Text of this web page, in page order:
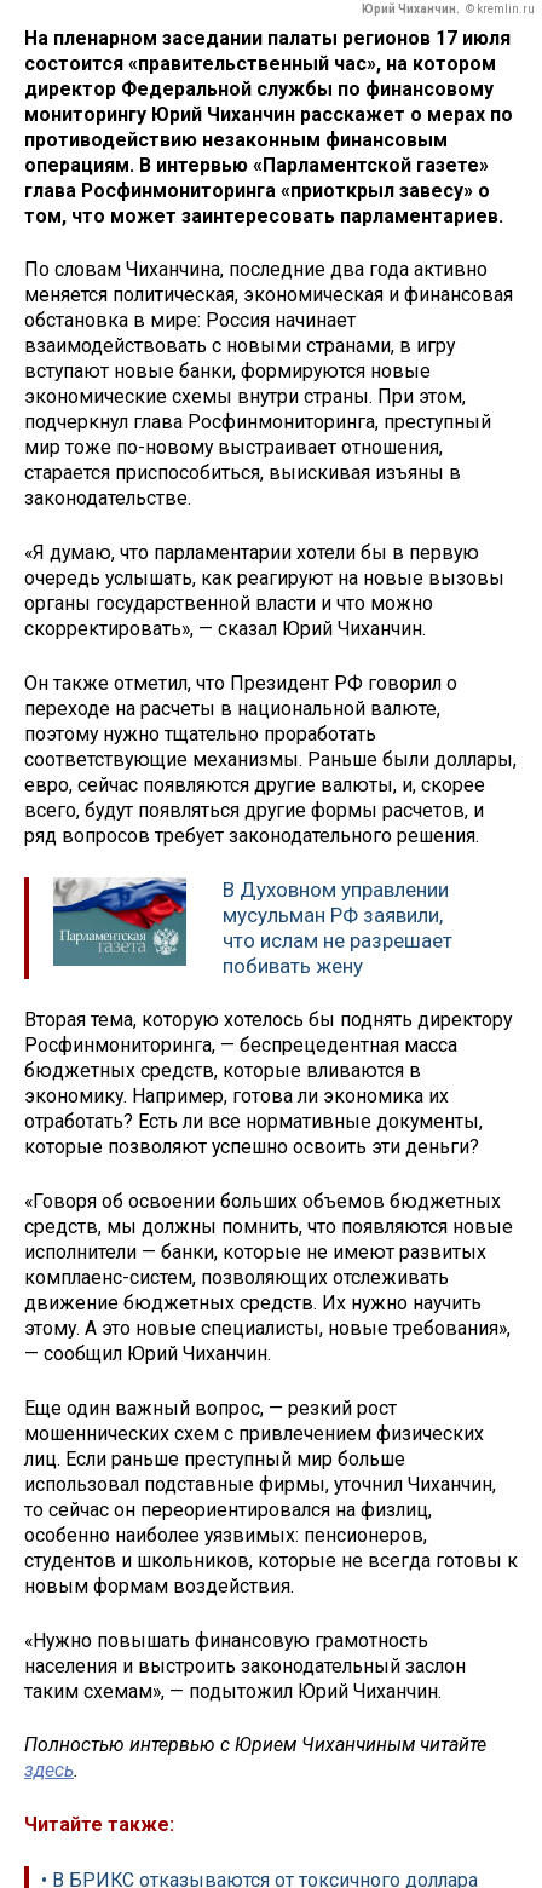
Юрий Чиханчин. © kremlin.ru
На пленарном заседании палаты регионов 17 июля
состоится «правительственный час», на котором
директор Федеральной службы по финансовому
мониторингу Юрий Чиханчин расскажет о мерах по
противодействию незаконным финансовым
операциям. В интервью «Парламентской газете»
глава Росфинмониторинга «приоткрыл завесу» о
том, что может заинтересовать парламентариев.
По словам Чиханчина, последние два года активно
меняется политическая, экономическая и финансовая
обстановка в мире: Россия начинает
взаимодействовать с новыми странами, в игру
вступают новые банки, формируются новые
экономические схемы внутри страны. При этом,
подчеркнул глава Росфинмониторинга, преступный
мир тоже по-новому выстраивает отношения,
старается приспособиться, выискивая изъяны в
законодательстве.
«Я думаю, что парламентарии хотели бы в первую
очередь услышать, как реагируют на новые вызовы
органы государственной власти и что можно
скорректировать», — сказал Юрий Чиханчин.
Он также отметил, что Президент РФ говорил о
переходе на расчеты в национальной валюте,
поэтому нужно тщательно проработать
соответствующие механизмы. Раньше были доллары,
евро, сейчас появляются другие валюты, и, скорее
всего, будут появляться другие формы расчетов, и
ряд вопросов требует законодательного решения.
В Духовном управлении
мусульман РФ заявили,
что ислам не разрешает
побивать жену
Вторая тема, которую хотелось бы поднять директору
Росфинмониторинга, — беспрецедентная масса
бюджетных средств, которые вливаются в
экономику. Например, готова ли экономика их
отработать? Есть ли все нормативные документы,
которые позволяют успешно освоить эти деньги?
«Говоря об освоении больших объемов бюджетных
средств, мы должны помнить, что появляются новые
исполнители — банки, которые не имеют развитых
комплаенс-систем, позволяющих отслеживать
движение бюджетных средств. Их нужно научить
этому. А это новые специалисты, новые требования»,
— сообщил Юрий Чиханчин.
Еще один важный вопрос, — резкий рост
мошеннических схем с привлечением физических
лиц. Если раньше преступный мир больше
использовал подставные фирмы, уточнил Чиханчин,
то сейчас он переориентировался на физлиц,
особенно наиболее уязвимых: пенсионеров,
студентов и школьников, которые не всегда готовы к
новым формам воздействия.
«Нужно повышать финансовую грамотность
населения и выстроить законодательный заслон
таким схемам», — подытожил Юрий Чиханчин.
Полностью интервью с Юрием Чиханчиным читайте
здесь.
Читайте также:
• В БРИКС отказываются от токсичного доллара